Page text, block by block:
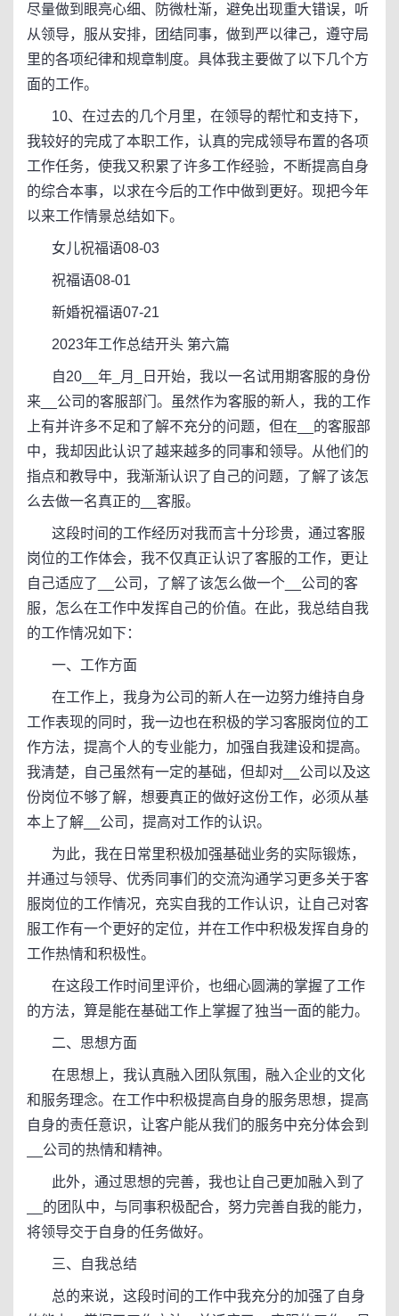
尽量做到眼亮心细、防微杜渐，避免出现重大错误，听
从领导，服从安排，团结同事，做到严以律己，遵守局
里的各项纪律和规章制度。具体我主要做了以下几个方
面的工作。
10、在过去的几个月里，在领导的帮忙和支持下，
我较好的完成了本职工作，认真的完成领导布置的各项
工作任务，使我又积累了许多工作经验，不断提高自身
的综合本事，以求在今后的工作中做到更好。现把今年
以来工作情景总结如下。
女儿祝福语08-03
祝福语08-01
新婚祝福语07-21
2023年工作总结开头 第六篇
自20__年_月_日开始，我以一名试用期客服的身份
来__公司的客服部门。虽然作为客服的新人，我的工作
上有并许多不足和了解不充分的问题，但在__的客服部
中，我却因此认识了越来越多的同事和领导。从他们的
指点和教导中，我渐渐认识了自己的问题，了解了该怎
么去做一名真正的__客服。
这段时间的工作经历对我而言十分珍贵，通过客服
岗位的工作体会，我不仅真正认识了客服的工作，更让
自己适应了__公司，了解了该怎么做一个__公司的客
服，怎么在工作中发挥自己的价值。在此，我总结自我
的工作情况如下：
一、工作方面
在工作上，我身为公司的新人在一边努力维持自身
工作表现的同时，我一边也在积极的学习客服岗位的工
作方法，提高个人的专业能力，加强自我建设和提高。
我清楚，自己虽然有一定的基础，但却对__公司以及这
份岗位不够了解，想要真正的做好这份工作，必须从基
本上了解__公司，提高对工作的认识。
为此，我在日常里积极加强基础业务的实际锻炼，
并通过与领导、优秀同事们的交流沟通学习更多关于客
服岗位的工作情况，充实自我的工作认识，让自己对客
服工作有一个更好的定位，并在工作中积极发挥自身的
工作热情和积极性。
在这段工作时间里评价，也细心圆满的掌握了工作
的方法，算是能在基础工作上掌握了独当一面的能力。
二、思想方面
在思想上，我认真融入团队氛围，融入企业的文化
和服务理念。在工作中积极提高自身的服务思想，提高
自身的责任意识，让客户能从我们的服务中充分体会到
__公司的热情和精神。
此外，通过思想的完善，我也让自己更加融入到了
__的团队中，与同事积极配合，努力完善自我的能力，
将领导交于自身的任务做好。
三、自我总结
总的来说，这段时间的工作中我充分的加强了自身